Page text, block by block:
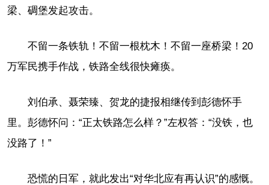
梁、碉堡发起攻击。
不留一条铁轨！不留一根枕木！不留一座桥梁！20
万军民携手作战，铁路全线很快瘫痪。
刘伯承、聂荣臻、贺龙的捷报相继传到彭德怀手
里。彭德怀问：“正太铁路怎么样？”左权答：“没铁，也
没路了！”
恐慌的日军，就此发出“对华北应有再认识”的感慨。